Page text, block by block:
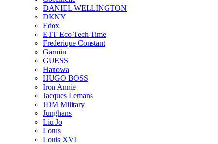
DANIEL WELLINGTON
DKNY
Edox
ETT Eco Tech Time
Frederique Constant
Garmin
GUESS
Hanowa
HUGO BOSS
Iron Annie
Jacques Lemans
JDM Military
Junghans
Liu Jo
Lorus
Louis XVI